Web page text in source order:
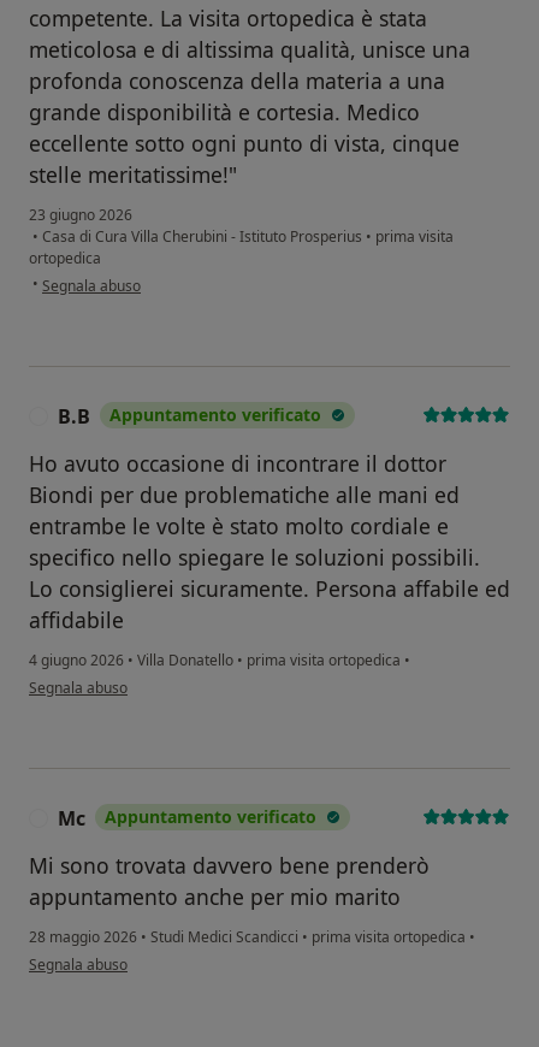
competente. La visita ortopedica è stata
meticolosa e di altissima qualità, unisce una
profonda conoscenza della materia a una
grande disponibilità e cortesia. Medico
eccellente sotto ogni punto di vista, cinque
stelle meritatissime!"
23 giugno 2026
• Casa di Cura Villa Cherubini - Istituto Prosperius • prima visita
ortopedica
• secondo l'opinione dell'utente TF
Segnala abuso
B.B Appuntamento verificato
Ho avuto occasione di incontrare il dottor
Biondi per due problematiche alle mani ed
entrambe le volte è stato molto cordiale e
specifico nello spiegare le soluzioni possibili.
Lo consiglierei sicuramente. Persona affabile ed
affidabile
4 giugno 2026 • Villa Donatello • prima visita ortopedica •
secondo l'opinione dell'utente B.B
Segnala abuso
Mc Appuntamento verificato
Mi sono trovata davvero bene prenderò
appuntamento anche per mio marito
28 maggio 2026 • Studi Medici Scandicci • prima visita ortopedica •
secondo l'opinione dell'utente Mc
Segnala abuso